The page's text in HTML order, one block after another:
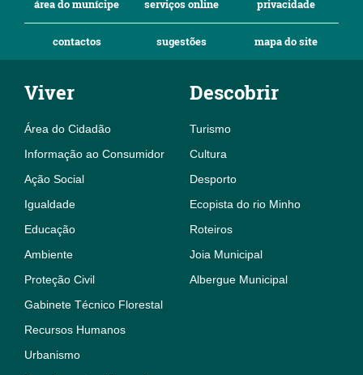
área do munícipe serviços online privacidade
contactos sugestões mapa do site
Viver
Área do Cidadão
Informação ao Consumidor
Ação Social
Igualdade
Educação
Ambiente
Proteção Civil
Gabinete Técnico Florestal
Recursos Humanos
Urbanismo
Descobrir
Turismo
Cultura
Desporto
Ecopista do rio Minho
Roteiros
Joia Municipal
Albergue Municipal